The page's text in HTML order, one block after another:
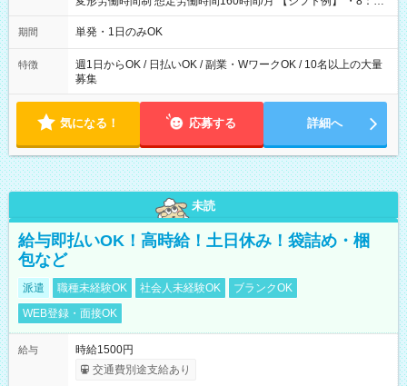
～21：00
期間 単発・1日のみOK
特徴
週1日からOK / 日払いOK / 副業・WワークOK / 10名以上の大量
募集
気になる！ 応募する 詳細へ
未読
給与即払いOK！高時給！土日休み！袋詰め・梱
包など
派遣 職種未経験OK 社会人未経験OK
ブランクOK
WEB登録・面接OK
給与
時給1500円
交通費別途支給あり